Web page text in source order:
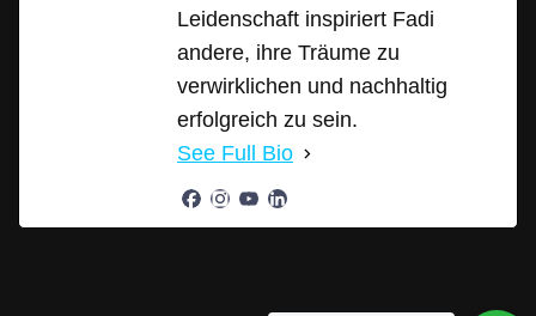
Leidenschaft inspiriert Fadi
andere, ihre Träume zu
verwirklichen und nachhaltig
erfolgreich zu sein.
See Full Bio